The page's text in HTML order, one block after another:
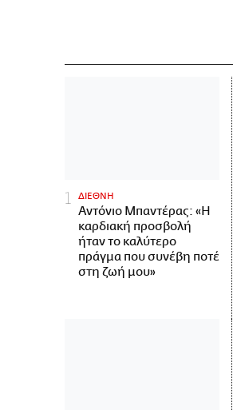
ΔΙΕΘΝΗ
Αντόνιο Μπαντέρας: «Η
καρδιακή προσβολή
ήταν το καλύτερο
πράγμα που συνέβη ποτέ
στη ζωή μου»